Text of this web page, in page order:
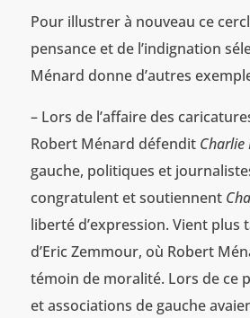
Pour illustrer à nouveau ce
pensance et de l’indignation
Ménard donne d’autres
– Lors de l’affaire des
Robert Ménard défendit Charlie
gauche, politiques et
congratulent et soutiennent
liberté d’expression. Vient plus
d’Eric Zemmour, où Robert
témoin de moralité. Lors de ce
et associations de gauche